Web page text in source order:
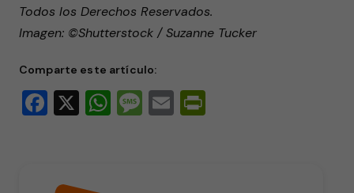
Todos los Derechos Reservados.
Imagen: ©Shutterstock / Suzanne Tucker
Comparte este artículo:
Facebook
X WhatsApp
Message
Email